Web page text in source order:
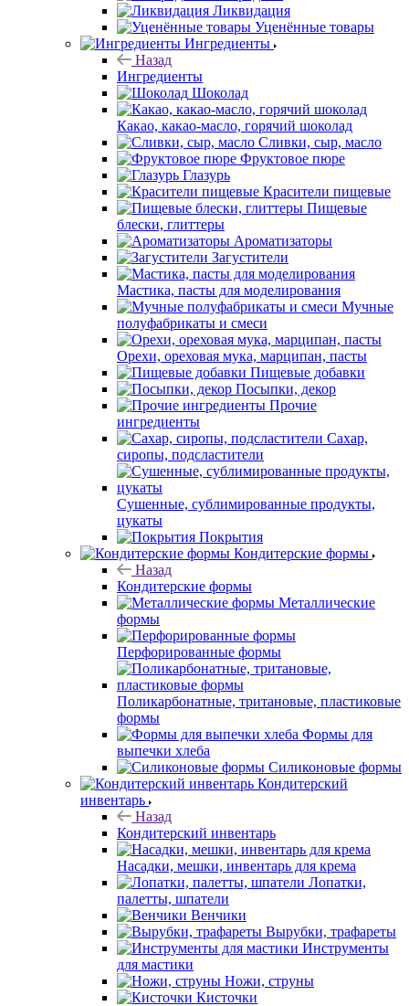
Ликвидация
Уценённые товары
Ингредиенты
Назад
Ингредиенты
Шоколад
Какао, какао-масло, горячий шоколад
Сливки, сыр, масло
Фруктовое пюре
Глазурь
Красители пищевые
Пищевые
блески, глиттеры
Ароматизаторы
Загустители
Мастика, пасты для моделирования
Мучные
полуфабрикаты и смеси
Орехи, ореховая мука, марципан, пасты
Пищевые добавки
Посыпки, декор
Прочие
ингредиенты
Сахар,
сиропы, подсластители
Сушенные, сублимированные продукты,
цукаты
Покрытия
Кондитерские формы
Назад
Кондитерские формы
Металлические
формы
Перфорированные формы
Поликарбонатные, тритановые, пластиковые
формы
Формы для
выпечки хлеба
Силиконовые формы
Кондитерский
инвентарь
Назад
Кондитерский инвентарь
Насадки, мешки, инвентарь для крема
Лопатки,
палетты, шпатели
Венчики
Вырубки, трафареты
Инструменты
для мастики
Ножи, струны
Кисточки